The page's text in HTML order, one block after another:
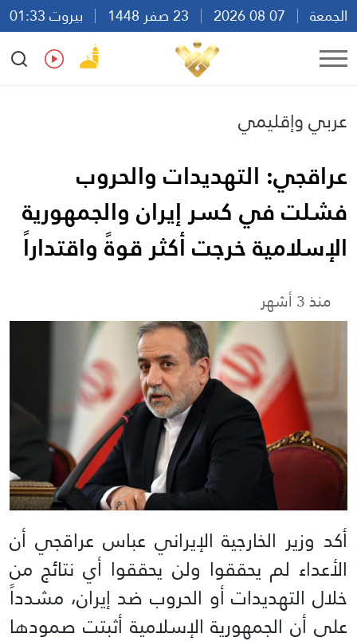
الجمعة
بيروت 01:33
Ar
En Fr Es
عربي وإقليمي
عراقجي: التهديدات والحروب
فشلت في كسر إيران والجمهورية
الإسلامية خرجت أكثر قوةً واقتداراً
منذ 3 أشهر
أكد وزير الخارجية الإيراني عباس عراقجي أن
الأعداء لم يحققوا ولن يحققوا أي نتائج من
خلال التهديدات أو الحروب ضد إيران، مشدداً
على أن الجمهورية الإسلامية أثبتت صمودها